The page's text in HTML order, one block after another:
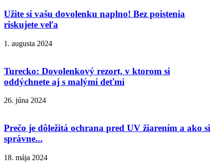
Užite si vašu dovolenku naplno! Bez poistenia
riskujete veľa
1. augusta 2024
Turecko: Dovolenkový rezort, v ktorom si
oddýchnete aj s malými deťmi
26. júna 2024
Prečo je dôležitá ochrana pred UV žiarením a ako si
správne...
18. mája 2024